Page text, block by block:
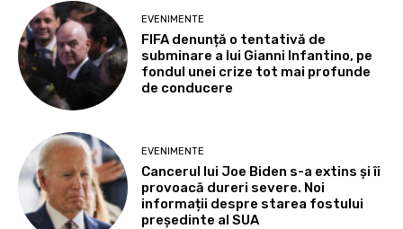
EVENIMENTE
FIFA denunță o tentativă de
subminare a lui Gianni Infantino, pe
fondul unei crize tot mai profunde
de conducere
EVENIMENTE
Cancerul lui Joe Biden s-a extins și îi
provoacă dureri severe. Noi
informații despre starea fostului
președinte al SUA